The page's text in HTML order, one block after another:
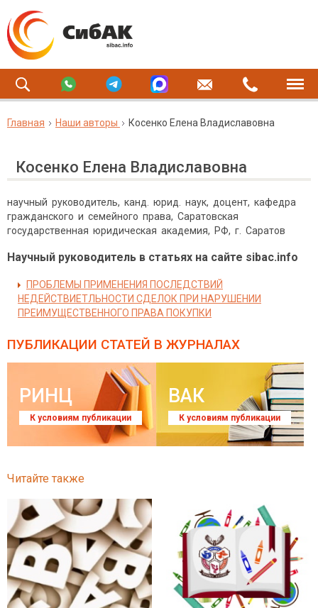
Главная Наши авторы Косенко Елена Владиславовна
Косенко Елена Владиславовна
научный руководитель, канд. юрид. наук, доцент, кафедра
гражданского и семейного права, Саратовская
государственная юридическая академия, РФ, г. Саратов
Научный руководитель в статьях на сайте sibac.info
ПРОБЛЕМЫ ПРИМЕНЕНИЯ ПОСЛЕДСТВИЙ
НЕДЕЙСТВИЕТЛЬНОСТИ СДЕЛОК ПРИ НАРУШЕНИИ
ПРЕИМУЩЕСТВЕННОГО ПРАВА ПОКУПКИ
ПУБЛИКАЦИИ СТАТЕЙ В ЖУРНАЛАХ
РИНЦ
К условиям публикации
ВАК
К условиям публикации
Читайте также